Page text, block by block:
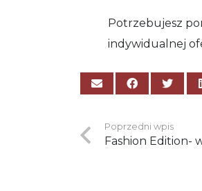
Potrzebujesz
indywidualnej
Poprzedni wpis
Fashion Edition-